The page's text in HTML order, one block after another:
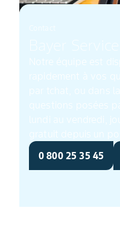
Bayer Service
Notre équipe est
rapidement à vos
par tchat, ou dans
questions posées
lundi au vendredi, jours
gratuit depuis un
0 800 25 35 45